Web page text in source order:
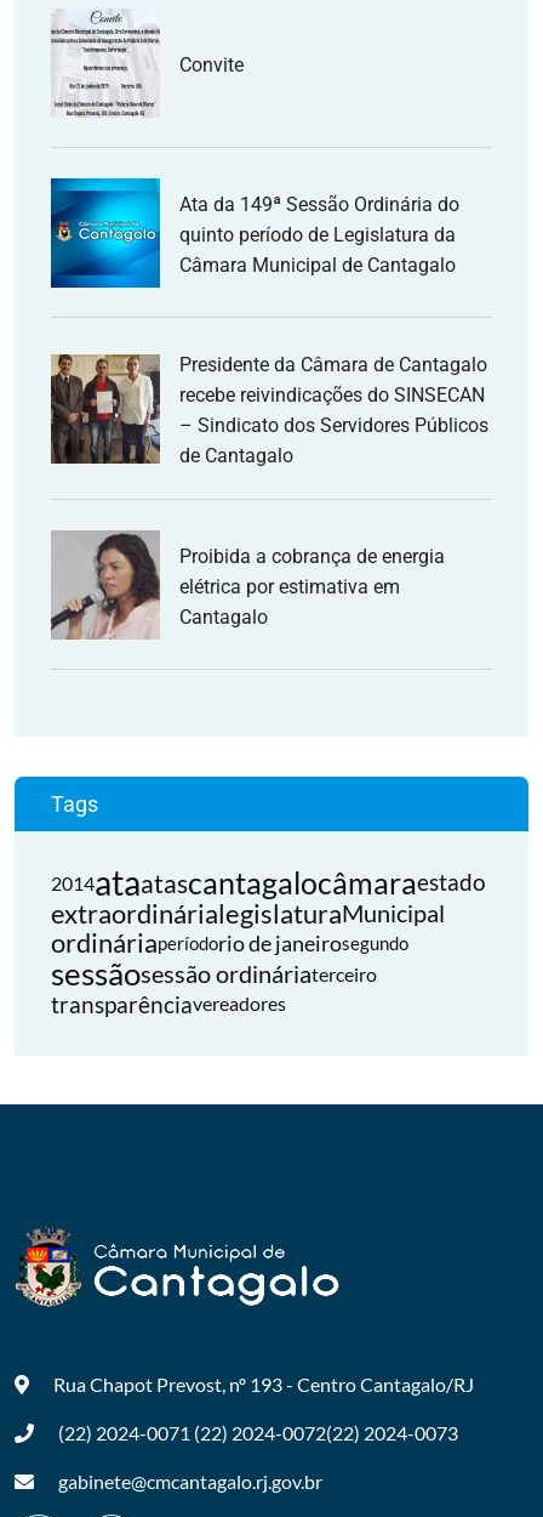
Convite
Ata da 149ª Sessão Ordinária do
quinto período de Legislatura da
Câmara Municipal de Cantagalo
Presidente da Câmara de Cantagalo
recebe reivindicações do SINSECAN
– Sindicato dos Servidores Públicos
de Cantagalo
Proibida a cobrança de energia
elétrica por estimativa em
Cantagalo
Tags
2014ataatascantagalocâmaraestado
extraordinárialegislaturaMunicipal
ordináriaperíodorio de janeirosegundo
sessãosessão ordináriaterceiro
transparênciavereadores
Rua Chapot Prevost, nº 193 - CentroCantagalo/RJ
(22) 2024-0071 (22) 2024-0072(22) 2024-0073
gabinete@cmcantagalo.rj.gov.br